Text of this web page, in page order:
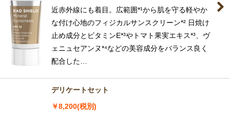
近赤外線にも着目。広範囲*¹から肌を守る軽やか
な付け心地のフィジカルサンスクリーン*² 日焼け
止め成分とビタミンE*³やトマト果実エキス*³、ヴ
ェニュセアンヌ*⁴などの美容成分をバランス良く
配合した…
デリケートセット
￥8,200(税別)